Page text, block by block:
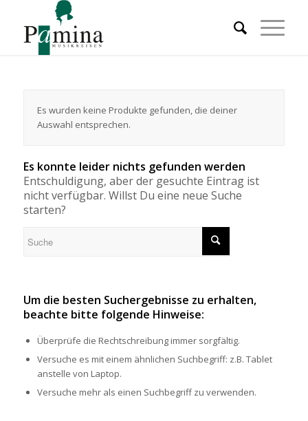
Es wurden keine Produkte gefunden, die deiner
Auswahl entsprechen.
Es konnte leider nichts gefunden werden
Entschuldigung, aber der gesuchte Eintrag ist
nicht verfügbar. Willst Du eine neue Suche
starten?
Um die besten Suchergebnisse zu erhalten,
beachte bitte folgende Hinweise:
Überprüfe die Rechtschreibung immer sorgfältig.
Versuche es mit einem ähnlichen Suchbegriff: z.B. Tablet
anstelle von Laptop.
Versuche mehr als einen Suchbegriff zu verwenden.